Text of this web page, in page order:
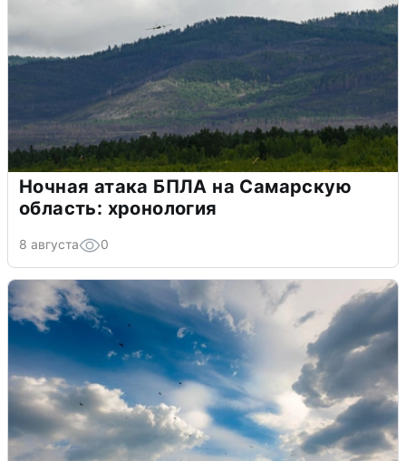
Ночная атака БПЛА на Самарскую
область: хронология
8 августа 0